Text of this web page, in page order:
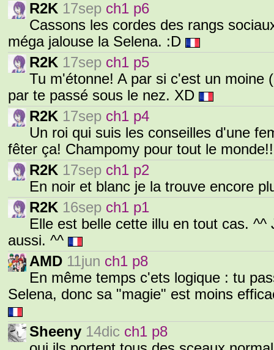
R2K 17sep ch1 p6
Cassons les cordes des rangs
méga jalouse la Selena. :D
R2K 17sep ch1 p5
Tu m'étonne! A par si c'est un moine
par te passé sous le nez. XD
R2K 17sep ch1 p4
Un roi qui suis les conseilles d'une
fêter ça! Champomy pour tout le
R2K 17sep ch1 p2
En noir et blanc je la trouve encore
R2K 16sep ch1 p1
Elle est belle cette illu en tout cas.
aussi. ^^
AMD 11jun ch1 p8
En même temps c'ets logique : tu
Selena, donc sa "magie" est moins
Sheeny 14dic ch1 p8